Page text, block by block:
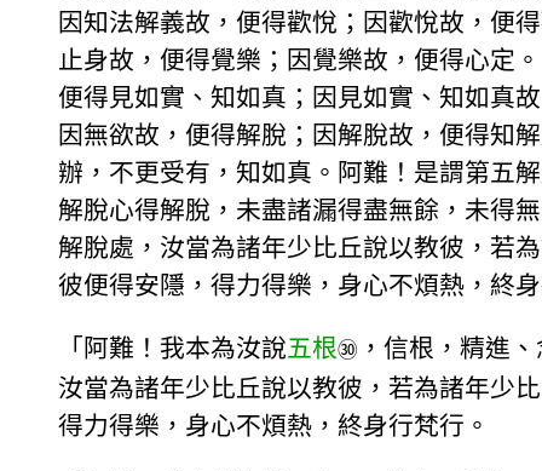
因知法解義故，便得歡悅；因歡悅故，便
止身故，便得覺樂；因覺樂故，便得心定
便得見如實、知如真；因見如實、知如真
因無欲故，便得解脫；因解脫故，便得知
辦，不更受有，知如真。阿難！是謂第五
解脫心得解脫，未盡諸漏得盡無餘，未得
解脫處，汝當為諸年少比丘說以教彼，若
彼便得安隱，得力得樂，身心不煩熱，終
「阿難！我本為汝說五根㉚ ，信根，精進
汝當為諸年少比丘說以教彼，若為諸年少
得力得樂，身心不煩熱，終身行梵行。